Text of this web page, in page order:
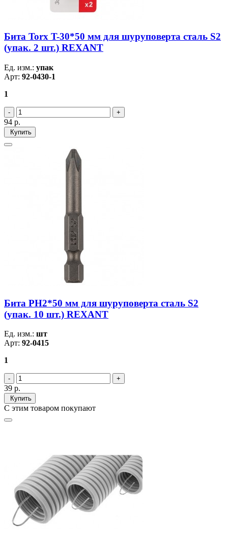
Бита Torx T-30*50 мм для шуруповерта сталь S2
(упак. 2 шт.) REXANT
Ед. изм.: упак
Арт: 92-0430-1
1
94 р.
Купить
Бита PH2*50 мм для шуруповерта сталь S2
(упак. 10 шт.) REXANT
Ед. изм.: шт
Арт: 92-0415
1
39 р.
Купить
С этим товаром покупают